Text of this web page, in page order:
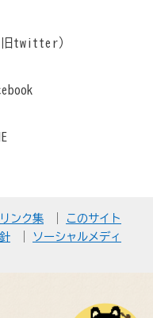
旧twitter）
リンク集
このサイト
ソーシャルメディ